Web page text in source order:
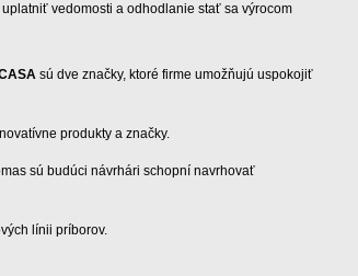
vedomosti a odhodlanie stať sa výrocom
sú dve značky, ktoré firme umožňujú uspokojiť
produkty a značky.
sú budúci návrhári schopní navrhovať
línii príborov.